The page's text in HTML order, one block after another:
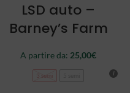
LSD auto –
Barney’s Farm
A partire da: 25,00€
3 semi